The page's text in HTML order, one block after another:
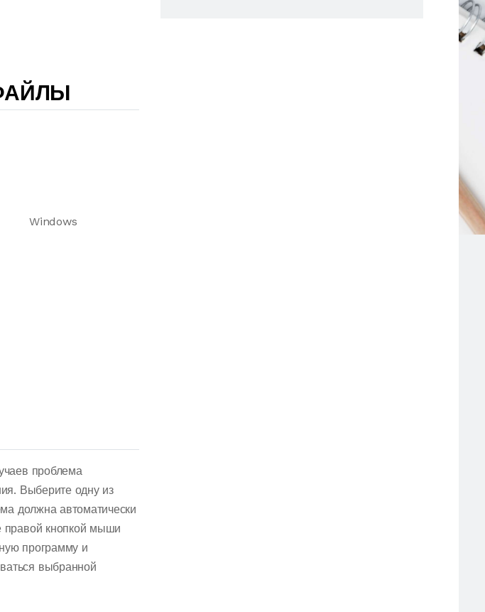
Windows
проблема
Выберите одну из
должна автоматически
правой кнопкой мыши
программу и
выбранной